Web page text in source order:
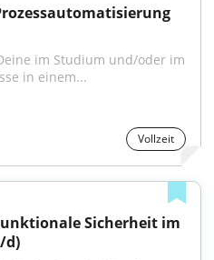
im Studium und/oder im
in einem...
Vollzeit
Sicherheit im
d)